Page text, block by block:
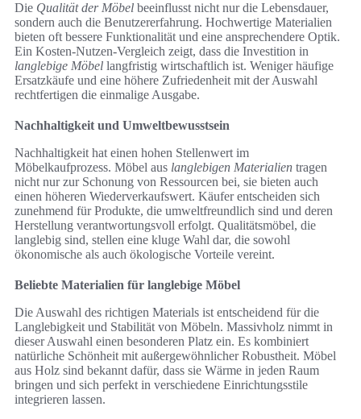
Die Qualität der Möbel beeinflusst nicht nur die Lebensdauer,
sondern auch die Benutzererfahrung. Hochwertige Materialien
bieten oft bessere Funktionalität und eine ansprechendere Optik.
Ein Kosten-Nutzen-Vergleich zeigt, dass die Investition in
langlebige Möbel langfristig wirtschaftlich ist. Weniger häufige
Ersatzkäufe und eine höhere Zufriedenheit mit der Auswahl
rechtfertigen die einmalige Ausgabe.
Nachhaltigkeit und Umweltbewusstsein
Nachhaltigkeit hat einen hohen Stellenwert im
Möbelkaufprozess. Möbel aus langlebigen Materialien tragen
nicht nur zur Schonung von Ressourcen bei, sie bieten auch
einen höheren Wiederverkaufswert. Käufer entscheiden sich
zunehmend für Produkte, die umweltfreundlich sind und deren
Herstellung verantwortungsvoll erfolgt. Qualitätsmöbel, die
langlebig sind, stellen eine kluge Wahl dar, die sowohl
ökonomische als auch ökologische Vorteile vereint.
Beliebte Materialien für langlebige Möbel
Die Auswahl des richtigen Materials ist entscheidend für die
Langlebigkeit und Stabilität von Möbeln. Massivholz nimmt in
dieser Auswahl einen besonderen Platz ein. Es kombiniert
natürliche Schönheit mit außergewöhnlicher Robustheit. Möbel
aus Holz sind bekannt dafür, dass sie Wärme in jeden Raum
bringen und sich perfekt in verschiedene Einrichtungsstile
integrieren lassen.